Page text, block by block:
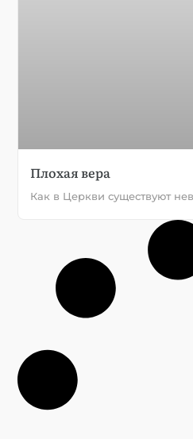
Плохая вера
Как в Церкви существуют